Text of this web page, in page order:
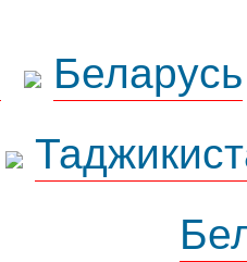
Беларусь